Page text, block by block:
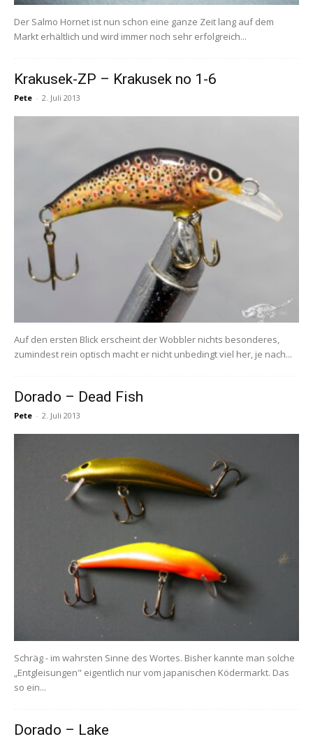
Der Salmo Hornet ist nun schon eine ganze Zeit lang auf dem
Markt erhältlich und wird immer noch sehr erfolgreich...
Krakusek-ZP – Krakusek no 1-6
Pete - 2. Juli 2013
Auf den ersten Blick erscheint der Wobbler nichts besonderes,
zumindest rein optisch macht er nicht unbedingt viel her, je nach...
Dorado – Dead Fish
Pete - 2. Juli 2013
Schräg - im wahrsten Sinne des Wortes. Bisher kannte man solche
„Entgleisungen" eigentlich nur vom japanischen Ködermarkt. Das
so ein...
Dorado – Lake